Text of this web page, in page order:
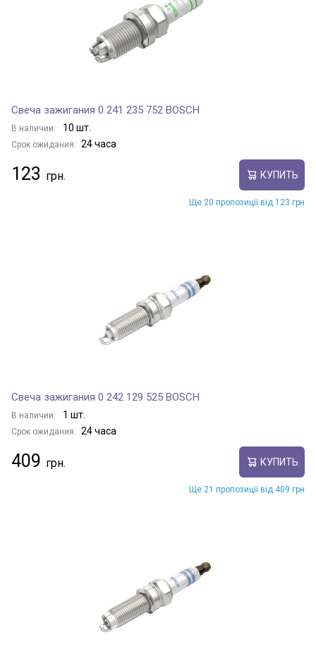
QQME
TIGGO 3x
TIGGO 3x PLUS
TIGGO 7 PLUS
Свеча зажигания 0 241 235 752 BOSCH
В наличии: 10 шт.
Срок ожидания: 24 часа
123 КУПИТЬ
Ще 20 пропозиції від 123 грн
Свеча зажигания 0 242 129 525 BOSCH
В наличии: 1 шт.
Срок ожидания: 24 часа
409 КУПИТЬ
Ще 21 пропозиції від 409 грн